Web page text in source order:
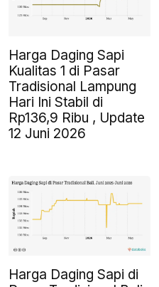
Harga Daging Sapi
Kualitas 1 di Pasar
Tradisional Lampung
Hari Ini Stabil di
Rp136,9 Ribu , Update
12 Juni 2026
Harga Daging Sapi di